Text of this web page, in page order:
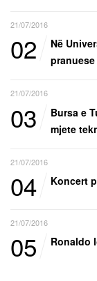
21/07/2016
02
Në
pranuese
21/07/2016
03
Bursa e
mjete
21/07/2016
04 Koncert
21/07/2016
05 Ronaldo